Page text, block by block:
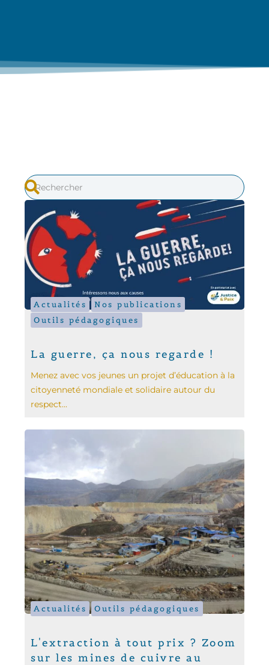
Actualités
Nos publications
Outils pédagogiques
La guerre, ça nous regarde !
Menez avec vos jeunes un projet d’éducation à la
citoyenneté mondiale et solidaire autour du
respect...
Actualités Outils pédagogiques
L'extraction à tout prix ? Zoom
sur les mines de cuivre au